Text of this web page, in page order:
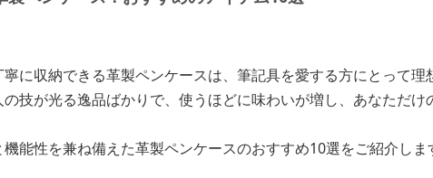
に収納できる革製ペンケースは、筆記具を愛する方にとって理
技が光る逸品ばかりで、使うほどに味わいが増し、あなただけ
能性を兼ね備えた革製ペンケースのおすすめ10選をご紹介しま